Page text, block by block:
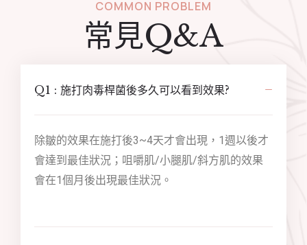
COMMON PROBLEM
常見Q&A
Q1 : 施打肉毒桿菌後多久可以看到效果?
除皺的效果在施打後3~4天才會出現，1週以後才
會達到最佳狀況；咀嚼肌/小腿肌/斜方肌的效果
會在1個月後出現最佳狀況。